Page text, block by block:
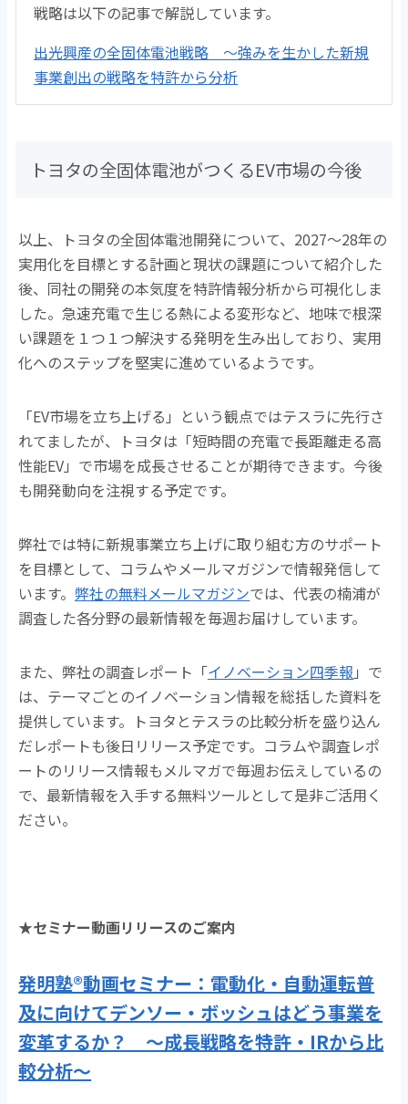
戦略は以下の記事で解説しています。
出光興産の全固体電池戦略 ～強みを生かした新規
事業創出の戦略を特許から分析
トヨタの全固体電池がつくるEV市場の今後
以上、トヨタの全固体電池開発について、2027～28年の
実用化を目標とする計画と現状の課題について紹介した
後、同社の開発の本気度を特許情報分析から可視化しま
した。急速充電で生じる熱による変形など、地味で根深
い課題を１つ１つ解決する発明を生み出しており、実用
化へのステップを堅実に進めているようです。
「EV市場を立ち上げる」という観点ではテスラに先行さ
れてましたが、トヨタは「短時間の充電で長距離走る高
性能EV」で市場を成長させることが期待できます。今後
も開発動向を注視する予定です。
弊社では特に新規事業立ち上げに取り組む方のサポート
を目標として、コラムやメールマガジンで情報発信して
います。弊社の無料メールマガジンでは、代表の楠浦が
調査した各分野の最新情報を毎週お届けしています。
また、弊社の調査レポート「イノベーション四季報 」で
は、テーマごとのイノベーション情報を総括した資料を
提供しています。トヨタとテスラの比較分析を盛り込ん
だレポートも後日リリース予定です。コラムや調査レポ
ートのリリース情報もメルマガで毎週お伝えしているの
で、最新情報を入手する無料ツールとして是非ご活用く
ださい。
★セミナー動画リリースのご案内
発明塾®動画セミナー：電動化・自動運転普
及に向けてデンソー・ボッシュはどう事業を
変革するか？ ～成長戦略を特許・IRから比
較分析～